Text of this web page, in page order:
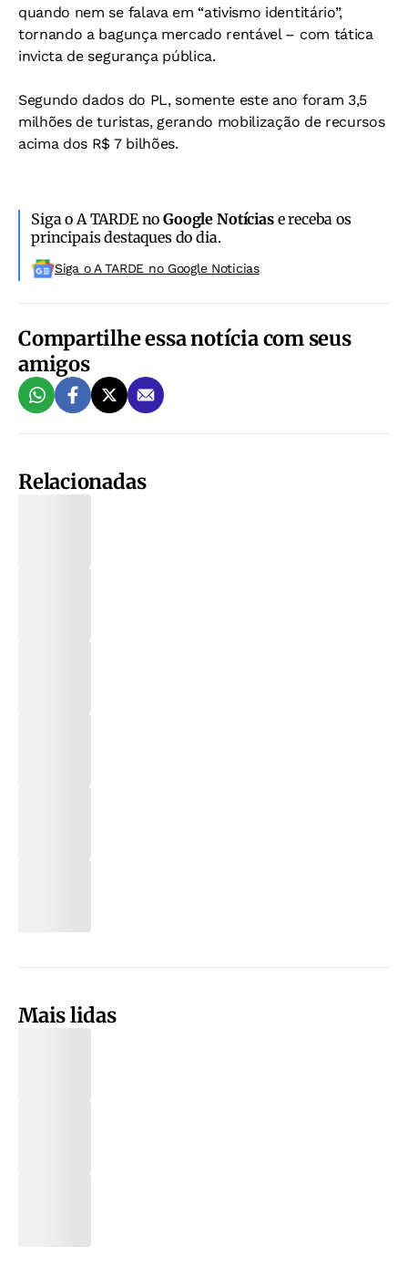
quando nem se falava em “ativismo identitário”,
tornando a bagunça mercado rentável – com tática
invicta de segurança pública.
Segundo dados do PL, somente este ano foram 3,5
milhões de turistas, gerando mobilização de recursos
acima dos R$ 7 bilhões.
Siga o A TARDE noGoogle Notíciase receba os
principais destaques do dia.
Siga o A TARDE no Google Noticias
Compartilhe essa notícia com seus
amigos
Relacionadas
Mais lidas